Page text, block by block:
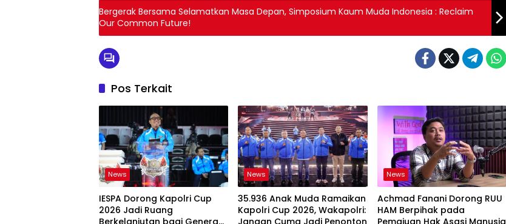
Bergerak Bersama Selamatkan Masa Depan, Simposium Kaum Muda Indonesia : Reclaim
Our Common Future!
Pos Terkait
News
IESPA Dorong Kapolri Cup
2026 Jadi Ruang
News
35.936 Anak Muda Ramaikan
Kapolri Cup 2026, Wakapolri:
News
Achmad Fanani Dorong RUU
HAM Berpihak pada